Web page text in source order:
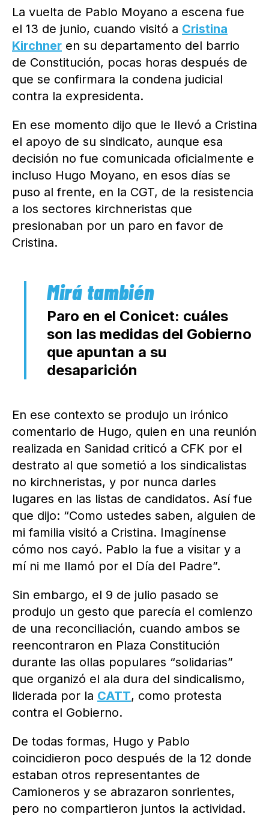
La vuelta de Pablo Moyano a escena fue
el 13 de junio, cuando visitó a Cristina
Kirchner en su departamento del barrio
de Constitución, pocas horas después de
que se confirmara la condena judicial
contra la expresidenta.
En ese momento dijo que le llevó a Cristina
el apoyo de su sindicato, aunque esa
decisión no fue comunicada oficialmente e
incluso Hugo Moyano, en esos días se
puso al frente, en la CGT, de la resistencia
a los sectores kirchneristas que
presionaban por un paro en favor de
Cristina.
Paro en el Conicet: cuáles
son las medidas del Gobierno
que apuntan a su
desaparición
En ese contexto se produjo un irónico
comentario de Hugo, quien en una reunión
realizada en Sanidad criticó a CFK por el
destrato al que sometió a los sindicalistas
no kirchneristas, y por nunca darles
lugares en las listas de candidatos. Así fue
que dijo: “Como ustedes saben, alguien de
mi familia visitó a Cristina. Imagínense
cómo nos cayó. Pablo la fue a visitar y a
mí ni me llamó por el Día del Padre”.
Sin embargo, el 9 de julio pasado se
produjo un gesto que parecía el comienzo
de una reconciliación, cuando ambos se
reencontraron en Plaza Constitución
durante las ollas populares “solidarias”
que organizó el ala dura del sindicalismo,
liderada por la CATT, como protesta
contra el Gobierno.
De todas formas, Hugo y Pablo
coincidieron poco después de la 12 donde
estaban otros representantes de
Camioneros y se abrazaron sonrientes,
pero no compartieron juntos la actividad.